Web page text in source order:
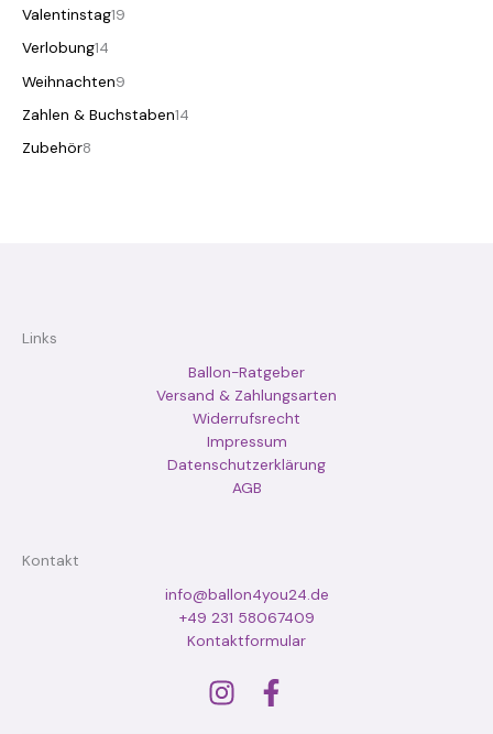
Valentinstag19
Verlobung14
Weihnachten9
Zahlen & Buchstaben14
Zubehör8
Links
Ballon-Ratgeber
Versand & Zahlungsarten
Widerrufsrecht
Impressum
Datenschutzerklärung
AGB
Kontakt
info@ballon4you24.de
+49 231 58067409
Kontaktformular